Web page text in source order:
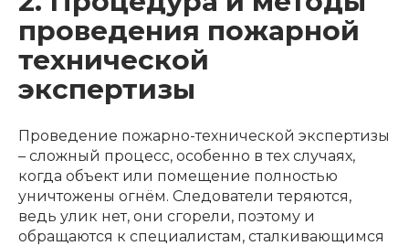
проведения пожарной
технической
экспертизы
Проведение пожарно-технической экспертизы
– сложный процесс, особенно в тех случаях,
когда объект или помещение полностью
уничтожены огнём. Следователи теряются,
ведь улик нет, они сгорели, поэтому и
обращаются к специалистам, сталкивающимся